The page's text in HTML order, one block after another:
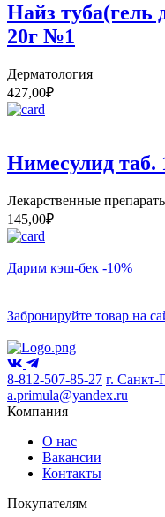
Найз
20г №1
Дерматология
427,00₽
Нимесулид
Лекарственные
145,00₽
Дарим кэш-бек -10%
Забронируйте товар на
8-812-507-85-27 г. Санкт-
a.primula@yandex.ru
Компания
О нас
Вакансии
Контакты
Покупателям